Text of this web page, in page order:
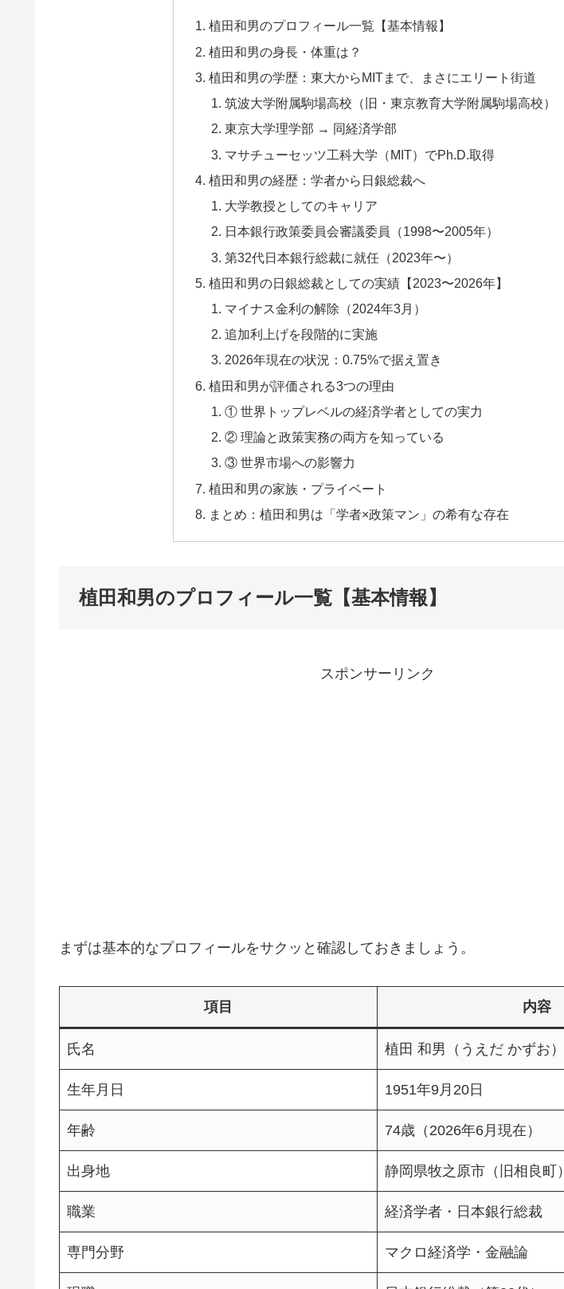
植田和男のプロフィール一覧【基本情報】
植田和男の身長・体重は？
植田和男の学歴：東大からMITまで、まさにエリート街道
筑波大学附属駒場高校（旧・東京教育大学附属駒場高校）
東京大学理学部 → 同経済学部
マサチューセッツ工科大学（MIT）でPh.D.取得
植田和男の経歴：学者から日銀総裁へ
大学教授としてのキャリア
日本銀行政策委員会審議委員（1998〜2005年）
第32代日本銀行総裁に就任（2023年〜）
植田和男の日銀総裁としての実績【2023〜2026年】
マイナス金利の解除（2024年3月）
追加利上げを段階的に実施
2026年現在の状況：0.75%で据え置き
植田和男が評価される3つの理由
① 世界トップレベルの経済学者としての実力
② 理論と政策実務の両方を知っている
③ 世界市場への影響力
植田和男の家族・プライベート
まとめ：植田和男は「学者×政策マン」の希有な存在
植田和男のプロフィール一覧【基本情報】
スポンサーリンク
まずは基本的なプロフィールをサクッと確認しておきましょう。
項目 内容
氏名 植田 和男（うえだ かずお）
生年月日 1951年9月20日
年齢 74歳（2026年6月現在）
出身地 静岡県牧之原市（旧相良町）
職業 経済学者・日本銀行総裁
専門分野 マクロ経済学・金融論